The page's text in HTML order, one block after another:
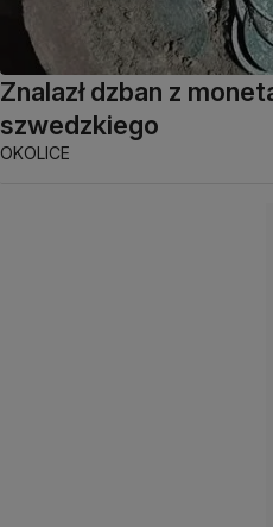
Znalazł dzban z
szwedzkiego
OKOLICE